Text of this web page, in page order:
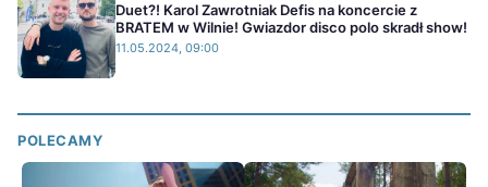
Duet?! Karol Zawrotniak Defis na koncercie z
BRATEM w Wilnie! Gwiazdor disco polo skradł show!
11.05.2024, 09:00
POLECAMY